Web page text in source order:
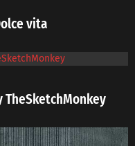
vita
TheSketchMonkey